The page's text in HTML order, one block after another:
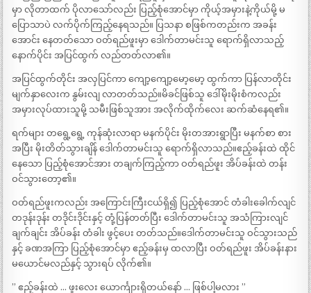
မှာ လိုတာထက် ပိုလာသော်လည်း ပြည့်စုံအောင်မှာ ကိုယ့်အမှားနဲ့ကိုယ်မို့ မ
ပြောသာပဲ လက်ပိုက်ကြည့်နေရသည်။ ပြသနာ စဖြစ်ကတည်းက အခန်း
အောင်း နေတတ်သော ဝတ်ရည်ဖူးမှာ ဒေါက်တာမင်းသူ ရောက်ရှိလာသည့်
နောက်ပိုင်း အပြင်ထွက် လည်တတ်လာ၏။
အပြင်ထွက်တိုင်း အလှပြင်ကာ ကျော့ကျော့မော့မော့ ထွက်ကာ ပြန်လာတိုင်း
မျက်နှာလေးက နွမ်းလျ လာတတ်သည်။မိခင်ဖြစ်သူ ဒေါ်မိုးမိုးစံကလည်း
အမှားလုပ်ထားသူမို့ သမီးဖြစ်သူအား အလိုက်ထိုက်လေး ဆက်ဆံနေရ၏။
ရက်များ တရွေ့ရွေ့ ကုန်ဆုံးလာရာ မနက်ပိုင်း မိုးတအားရွာပြီး မနက်စာ စား
အပြီး မိုးတိတ်သွားချိန် ဒေါက်တာမင်းသူ ရောက်ရှိလာသည်။ဧည့်ခန်းထဲ ထိုင်
နေသော ပြည့်စုံအောင်အား တချက်ကြည့်ကာ ဝတ်ရည်ဖူး အိပ်ခန်းထဲ တန်း
ဝင်သွားတော့၏။
ဝတ်ရည်ဖူးကလည်း အကြောင်းကြီးငယ်ရှိ၍ ပြည့်စုံအောင် တံခါးခေါက်လျင်
တဒုန်းဒုန်း တဒိုင်းဒိုင်းနှင့် တုံ့ပြန်တတ်ပြီး ဒေါက်တာမင်းသူ အသံကြားလျင်
ချက်ချင်း အိပ်ခန်း တံခါး ဖွင့်ပေး တတ်သည်။ဒေါက်တာမင်းသူ ဝင်သွားသည်
နှင့် ခဏအကြာ ပြည့်စုံအောင်မှာ ဧည့်ခန်းမှ ထလာပြီး ဝတ်ရည်ဖူး အိပ်ခန်းနား
မယောင်မလည်နှင့် သွားရပ် လိုက်၏။
” ဧည့်ခန်းထဲ … ဖူးလေး ယောင်္ကျားရှိတယ်နော် … ဖြစ်ပါ့မလား ”